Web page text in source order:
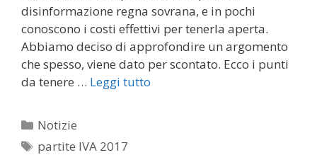
disinformazione regna sovrana, e in pochi
conoscono i costi effettivi per tenerla aperta.
Abbiamo deciso di approfondire un argomento
che spesso, viene dato per scontato. Ecco i punti
da tenere … Leggi tutto
Categorie
Notizie
Tag
partite IVA 2017